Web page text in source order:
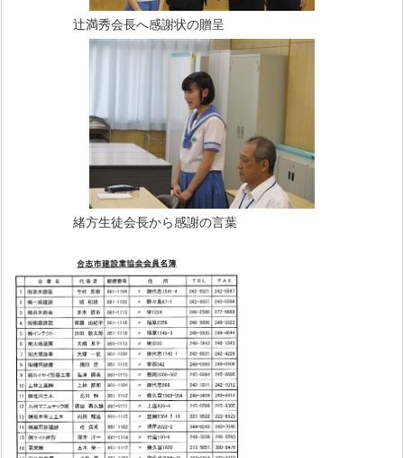
辻満秀会長へ感謝状の贈呈
緒方生徒会長から感謝の言葉